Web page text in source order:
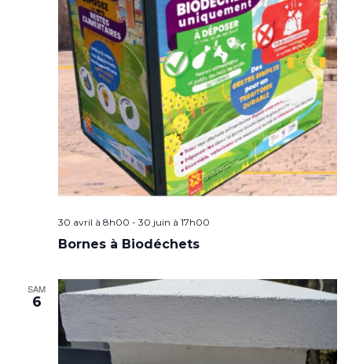
30 avril à 8h00 - 30 juin à 17h00
Bornes à Biodéchets
SAM
6